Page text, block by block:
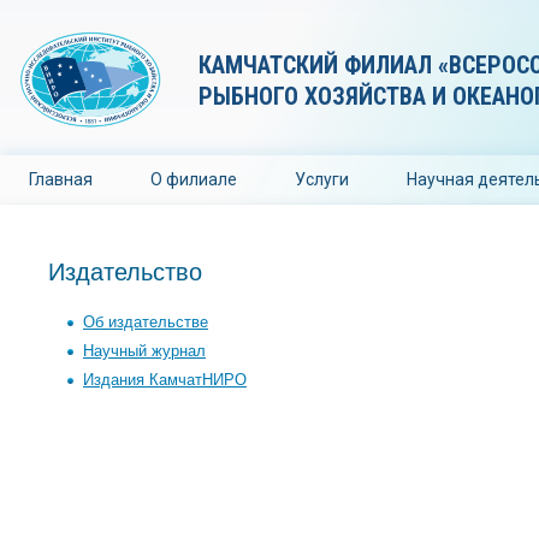
КАМЧАТСКИЙ ФИЛИАЛ
РЫБНОГО ХОЗЯЙСТВА И
Главная О филиале Услуги Научная
Издательство
Об издательстве
Научный журнал
Издания КамчатНИРО